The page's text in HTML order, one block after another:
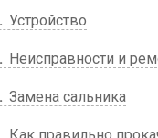
Устройство
Неисправности и
Замена сальника